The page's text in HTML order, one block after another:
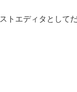
トエディタとして